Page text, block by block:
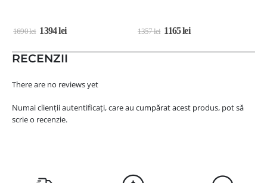
1690lei 1394lei 1357lei 1165lei
RECENZII
There are no reviews yet
Numai clienții autentificați, care au cumpărat acest produs, pot să
scrie o recenzie.